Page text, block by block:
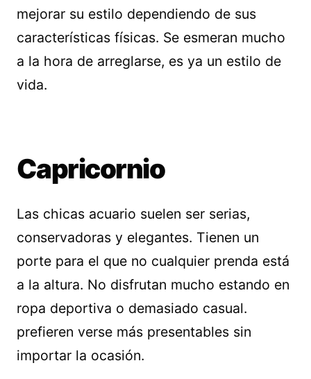
mejorar su estilo dependiendo de sus
características físicas. Se esmeran mucho
a la hora de arreglarse, es ya un estilo de
vida.
Capricornio
Las chicas acuario suelen ser serias,
conservadoras y elegantes. Tienen un
porte para el que no cualquier prenda está
a la altura. No disfrutan mucho estando en
ropa deportiva o demasiado casual.
prefieren verse más presentables sin
importar la ocasión.